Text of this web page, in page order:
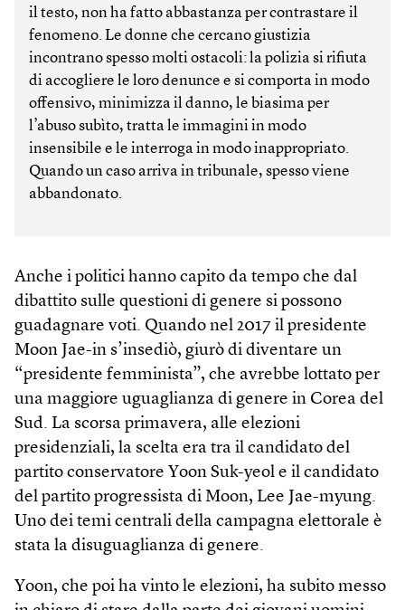
il testo, non ha fatto abbastanza per contrastare il
fenomeno. Le donne che cercano giustizia
incontrano spesso molti ostacoli: la polizia si rifiuta
di accogliere le loro denunce e si comporta in modo
offensivo, minimizza il danno, le biasima per
l’abuso subìto, tratta le immagini in modo
insensibile e le interroga in modo inappropriato.
Quando un caso arriva in tribunale, spesso viene
abbandonato.
Anche i politici hanno capito da tempo che dal
dibattito sulle questioni di genere si possono
guadagnare voti. Quando nel 2017 il presidente
Moon Jae-in s’insediò, giurò di diventare un
“presidente femminista”, che avrebbe lottato per
una maggiore uguaglianza di genere in Corea del
Sud. La scorsa primavera, alle elezioni
presidenziali, la scelta era tra il candidato del
partito conservatore Yoon Suk-yeol e il candidato
del partito progressista di Moon, Lee Jae-myung.
Uno dei temi centrali della campagna elettorale è
stata la disuguaglianza di genere.
Yoon, che poi ha vinto le elezioni, ha subito messo